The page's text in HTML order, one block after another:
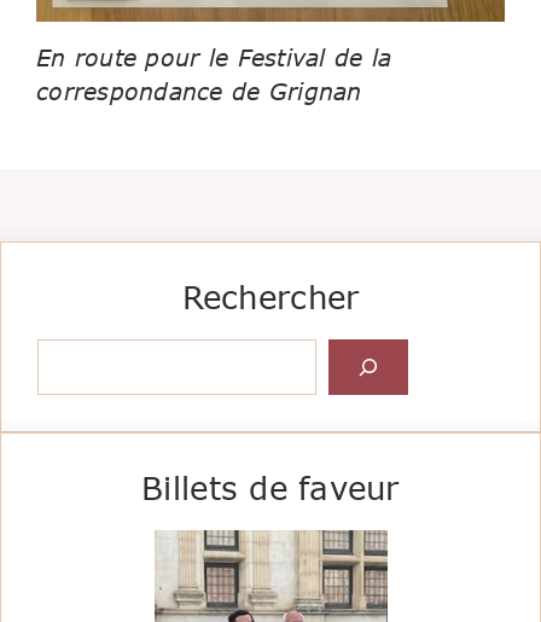
En route pour le Festival de la
correspondance de Grignan
Rechercher
Billets de faveur